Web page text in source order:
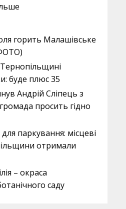
горить Малашівське
буде плюс 35
Андрій Сліпець з
просить гідно
для паркування: місцеві
отримали
– окраса
саду